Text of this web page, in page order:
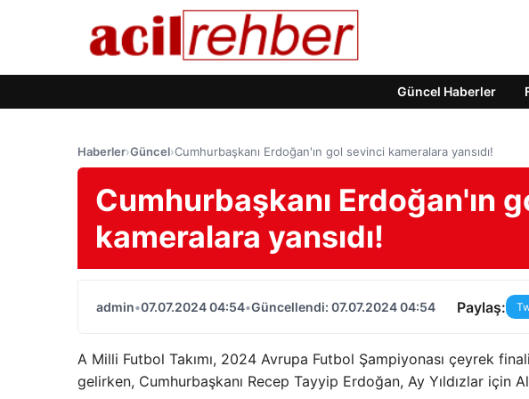
Güncel Haberler
Haberler›Güncel›Cumhurbaşkanı Erdoğan'ın gol sevinci kameralara yansıdı!
Cumhurbaşkanı Erdoğan'ın
kameralara yansıdı!
admin•07.07.2024 04:54•Güncellendi: 07.07.2024 04:54 Paylaş:
A Milli Futbol Takımı, 2024 Avrupa Futbol Şampiyonası çeyrek
gelirken, Cumhurbaşkanı Recep Tayyip Erdoğan, Ay Yıldızlar için